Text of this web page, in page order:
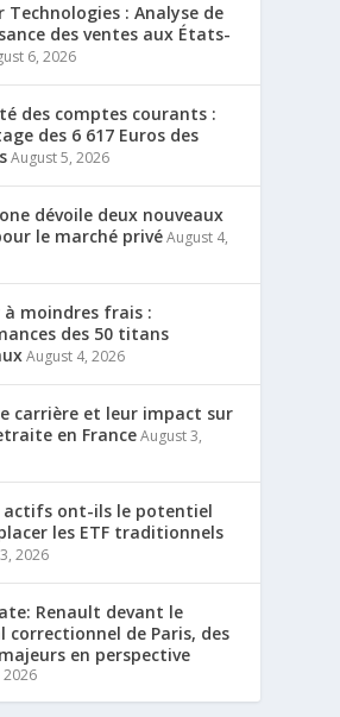
Technologies : Analyse de
des ventes aux États-
6, 2026
des comptes courants :
des 6 617 Euros des
August 5, 2026
dévoile deux nouveaux
le marché privéAugust 4,
à moindres frais :
des 50 titans
August 4, 2026
carrière et leur impact sur
en FranceAugust 3,
actifs ont-ils le potentiel
les ETF traditionnels
2026
Renault devant le
correctionnel de Paris, des
en perspective
2026